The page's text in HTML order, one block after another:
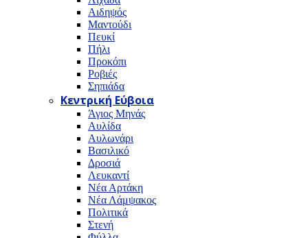
Αιδηψός
Μαντούδι
Πευκί
Πήλι
Προκόπι
Ροβιές
Σηπιάδα
Κεντρική Εύβοια
Άγιος Μηνάς
Αυλίδα
Αυλωνάρι
Βασιλικό
Δροσιά
Λευκαντί
Νέα Αρτάκη
Νέα Λάμψακος
Πολιτικά
Στενή